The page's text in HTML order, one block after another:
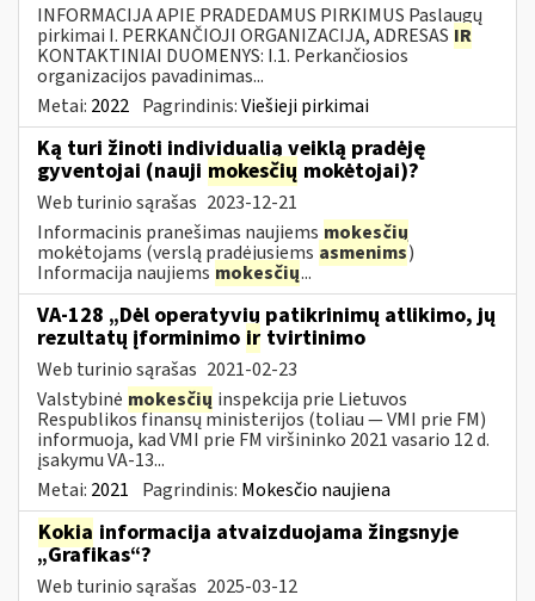
INFORMACIJA APIE PRADEDAMUS PIRKIMUS Paslaugų
pirkimai I. PERKANČIOJI ORGANIZACIJA, ADRESAS IR
KONTAKTINIAI DUOMENYS: I.1. Perkančiosios
organizacijos pavadinimas...
Metai: 2022 Pagrindinis:Viešieji pirkimai
Ką turi žinoti individualią veiklą pradėję
gyventojai (nauji mokesčių mokėtojai)?
Web turinio sąrašas 2023-12-21
Informacinis pranešimas naujiems mokesčių
mokėtojams (verslą pradėjusiems asmenims)
Informacija naujiems mokesčių...
VA-128 „Dėl operatyvių patikrinimų atlikimo, jų
rezultatų įforminimo ir tvirtinimo
Web turinio sąrašas 2021-02-23
Valstybinė mokesčių inspekcija prie Lietuvos
Respublikos finansų ministerijos (toliau ― VMI prie FM)
informuoja, kad VMI prie FM viršininko 2021 vasario 12 d.
įsakymu VA-13...
Metai: 2021 Pagrindinis: Mokesčio naujiena
Kokia informacija atvaizduojama žingsnyje
„Grafikas“?
Web turinio sąrašas 2025-03-12